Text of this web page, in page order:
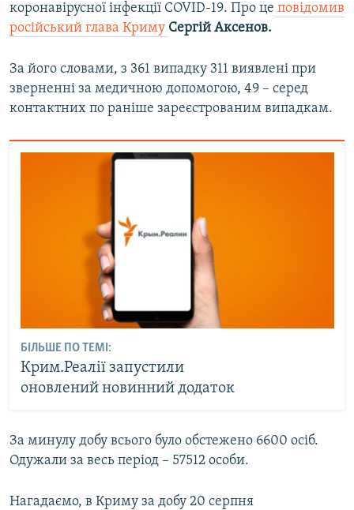
коронавірусної інфекції COVID-19. Про це повідомив
російський глава Криму Сергій Аксенов.
За його словами, з 361 випадку 311 виявлені при
зверненні за медичною допомогою, 49 – серед
контактних по раніше зареєстрованим випадкам.
БІЛЬШЕ ПО ТЕМІ:
Крим.Реалії запустили
оновлений новинний додаток
За минулу добу всього було обстежено 6600 осіб.
Одужали за весь період – 57512 особи.
Нагадаємо, в Криму за добу 20 серпня